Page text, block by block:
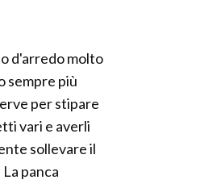
d'arredo molto
sempre più
per stipare
vari e averli
sollevare il
panca